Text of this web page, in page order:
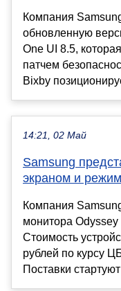
Компания
обновленную
One UI 8.5,
патчем
Bixby
14:21, 02 Май
Samsung
экраном и
Компания
монитора
Стоимость
рублей по курсу
Поставки